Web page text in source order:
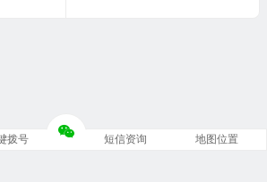
拨号 短信资询 地图位置